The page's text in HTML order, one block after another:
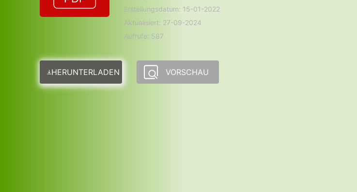
Erstellungsdatum: 15-01-2022
Aktualisiert: 27-09-2024
Aufrufe: 587
HERUNTERLADEN VORSCHAU